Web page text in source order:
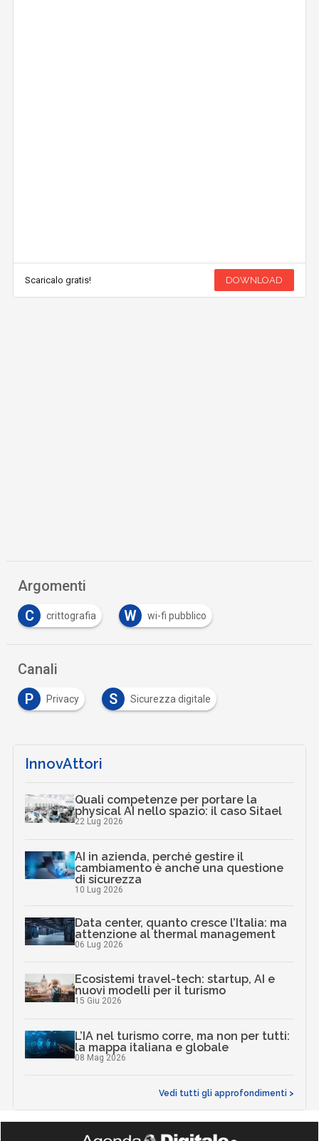
Scaricalo gratis! DOWNLOAD
Argomenti
C
crittografia W wi-fi pubblico
Canali
P
Privacy S Sicurezza digitale
InnovAttori
Quali competenze per portare la
physical AI nello spazio: il caso Sitael
22 Lug 2026
AI in azienda, perché gestire il
cambiamento è anche una questione
di sicurezza
10 Lug 2026
Data center, quanto cresce l’Italia: ma
attenzione al thermal management
06 Lug 2026
Ecosistemi travel-tech: startup, AI e
nuovi modelli per il turismo
15 Giu 2026
L’IA nel turismo corre, ma non per tutti:
la mappa italiana e globale
08 Mag 2026
Vedi tutti gli approfondimenti >